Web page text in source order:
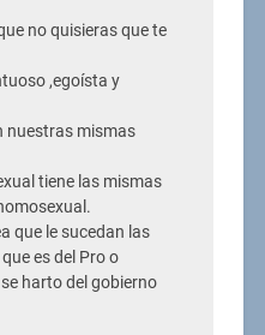
no quisieras que te
,egoísta y
nuestras mismas
tiene las mismas
que le sucedan las
es del Pro o
harto del gobierno